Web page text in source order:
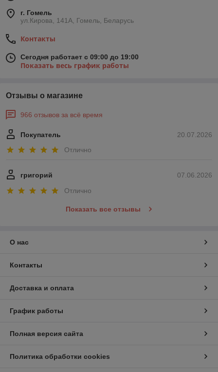
г. Гомель
ул.Кирова, 141А, Гомель, Беларусь
Контакты
Сегодня работает с 09:00 до 19:00
Показать весь график работы
Отзывы о магазине
966 отзывов за всё время
20.07.2026
Покупатель
Отлично
07.06.2026
григорий
Отлично
Показать все отзывы
О нас
Контакты
Доставка и оплата
График работы
Полная версия сайта
Политика обработки cookies